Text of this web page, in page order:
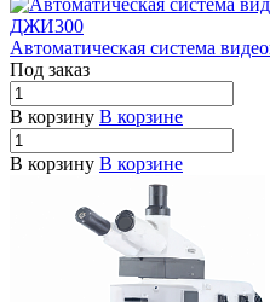
Автоматическая система
Под заказ
В корзину В корзине
В корзину В корзине